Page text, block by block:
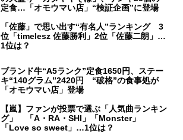
定食…「オモウマい店」“検証企画”に登場
「佐藤」で思い出す“有名人”ランキング 3
位「timelesz 佐藤勝利」2位「佐藤二朗」…
1位は？
ブランド牛“A5ランク”定食1650円、ステー
キ“140グラム”2420円 “破格”の食事処が
「オモウマい店」登場
【嵐】ファンが投票で選ぶ「人気曲ランキン
グ」 「A・RA・SHI」「Monster」
「Love so sweet」…1位は？